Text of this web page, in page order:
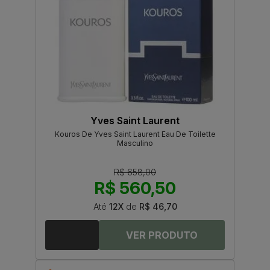
Yves Saint Laurent
Kouros De Yves Saint Laurent Eau De Toilette
Masculino
R$ 658,00
R$ 560,50
Até 12Xde R$ 46,70